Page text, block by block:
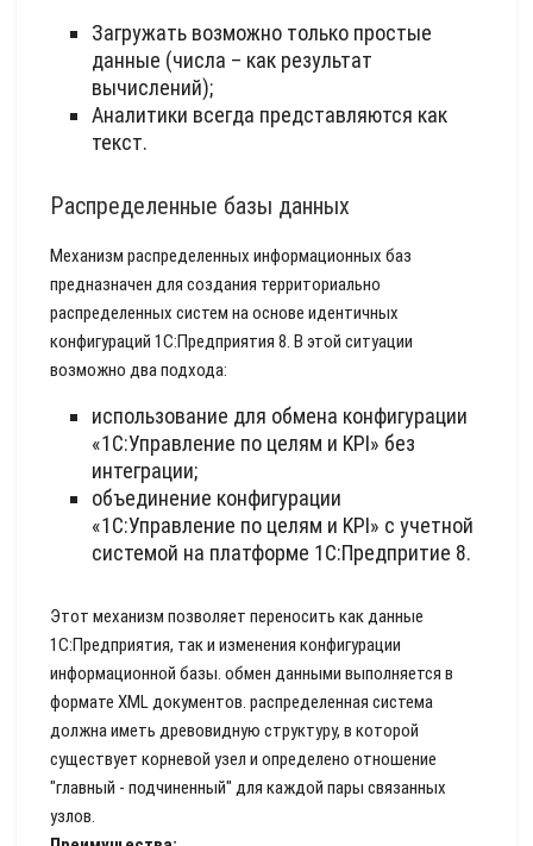
Загружать возможно только простые
данные (числа – как результат
вычислений);
Аналитики всегда представляются как
текст.
Распределенные базы данных
Механизм распределенных информационных баз
предназначен для создания территориально
распределенных систем на основе идентичных
конфигураций 1С:Предприятия 8. В этой ситуации
возможно два подхода:
использование для обмена конфигурации
«1C:Управление по целям и KPI» без
интеграции;
объединение конфигурации
«1C:Управление по целям и KPI» с учетной
системой на платформе 1С:Предпритие 8.
Этот механизм позволяет переносить как данные
1С:Предприятия, так и изменения конфигурации
информационной базы. обмен данными выполняется в
формате ХML документов. распределенная система
должна иметь древовидную структуру, в которой
существует корневой узел и определено отношение
"главный - подчиненный" для каждой пары связанных
узлов.